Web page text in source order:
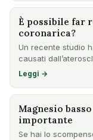
È possibile far
coronarica?
Un recente studio
causati
Leggi →
Magnesio
importante
Se hai lo